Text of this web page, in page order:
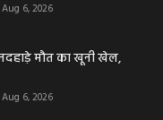
Aug 6, 2026
मौत का खूनी खेल,
Aug 6, 2026